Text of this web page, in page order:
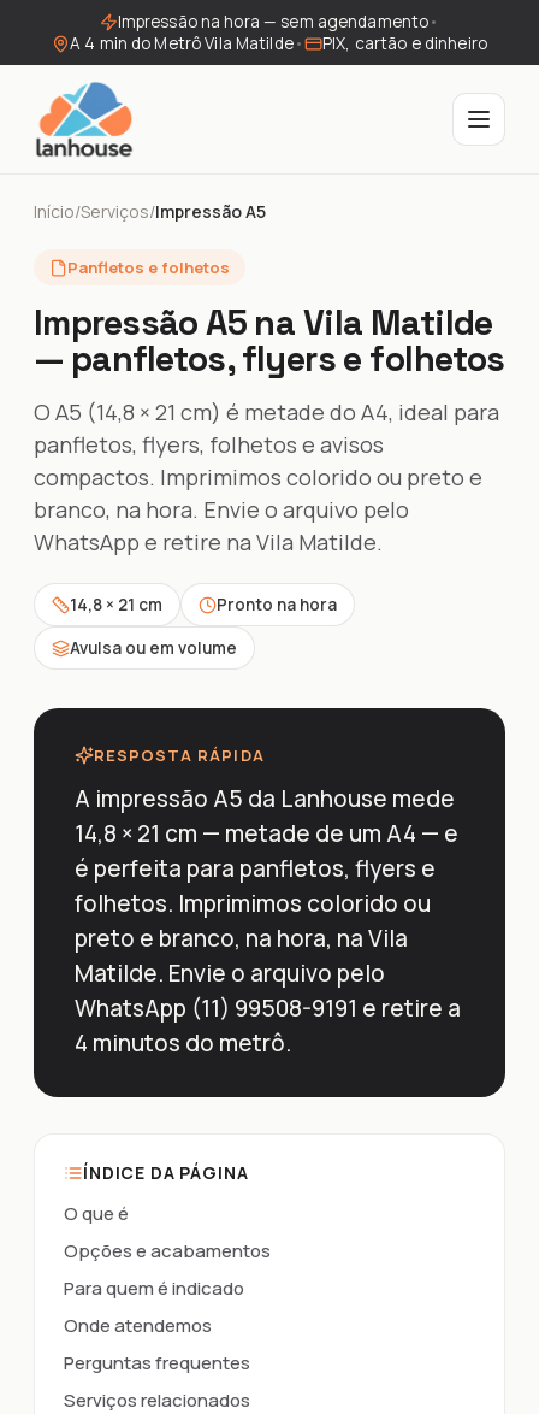
Impressão na hora — sem agendamento•
A 4 min do Metrô Vila Matilde• PIX, cartão e dinheiro
Início/Serviços/Impressão A5
Panfletos e folhetos
Impressão A5 na Vila Matilde
— panfletos, flyers e folhetos
O A5 (14,8 × 21 cm) é metade do A4, ideal para
panfletos, flyers, folhetos e avisos
compactos. Imprimimos colorido ou preto e
branco, na hora. Envie o arquivo pelo
WhatsApp e retire na Vila Matilde.
14,8 × 21 cm
Pronto na hora
Avulsa ou em volume
RESPOSTA RÁPIDA
A impressão A5 da Lanhouse mede
14,8 × 21 cm — metade de um A4 — e
é perfeita para panfletos, flyers e
folhetos. Imprimimos colorido ou
preto e branco, na hora, na Vila
Matilde. Envie o arquivo pelo
WhatsApp (11) 99508-9191 e retire a
4 minutos do metrô.
ÍNDICE DA PÁGINA
O que é
Opções e acabamentos
Para quem é indicado
Onde atendemos
Perguntas frequentes
Serviços relacionados